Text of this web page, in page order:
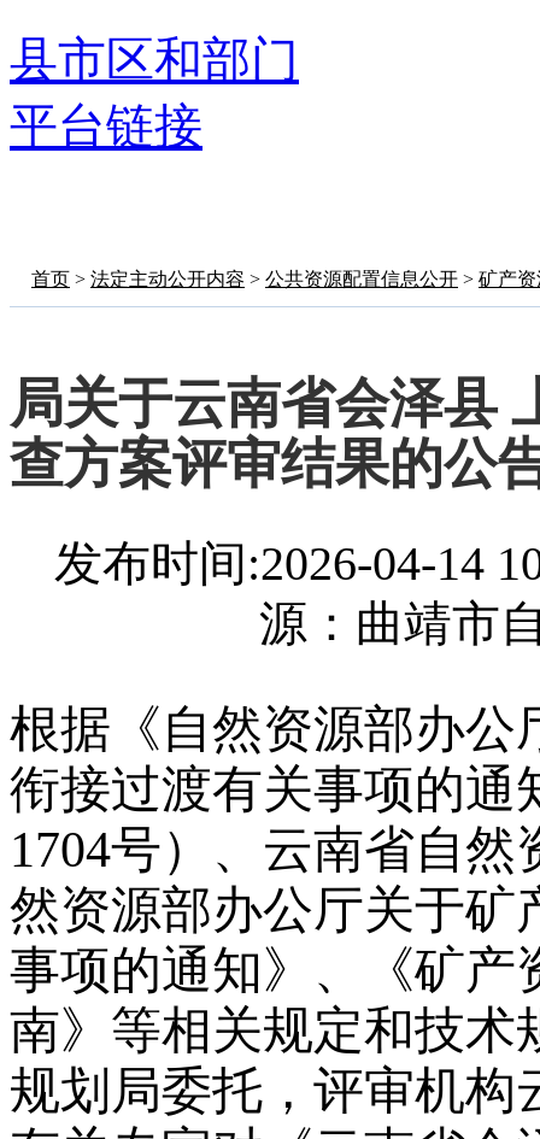
县市区和部门
平台链接
首页 > 法定主动公开内容 > 公共资源配置信息公开 > 矿产
局关于云南省会泽县
查方案评审结果的公
发布时间:2026-04-
源：曲靖市
根据《自然资源部办公
衔接过渡有关事项的通
1704号）、云南省自
然资源部办公厅关于矿
事项的通知》、《矿产
南》等相关规定和技术
规划局委托，评审机构